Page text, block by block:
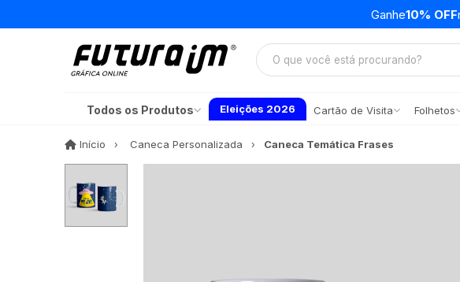
Ganhe10% OFF
Todos os Produtos Eleições 2026 Cartão de Visita Folhetos
Início InícioCaneca Personalizada Caneca Temática Frases